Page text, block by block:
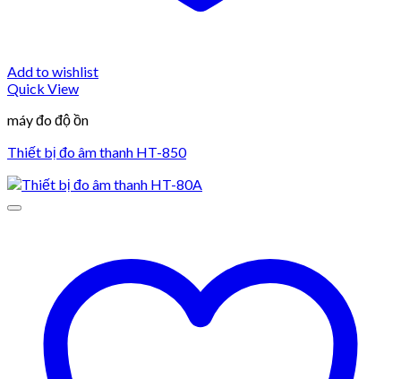
Add to wishlist
Quick View
máy đo độ ồn
Thiết bị đo âm thanh HT-850